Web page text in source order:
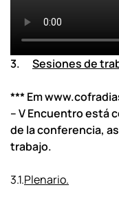
3. Sesiones de
*** Em
– V Encuentro está
de la conferencia,
trabajo.
3.1.Plenario.